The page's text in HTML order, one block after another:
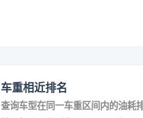
车重相近排名
查询车型在同一车重区间内的油耗